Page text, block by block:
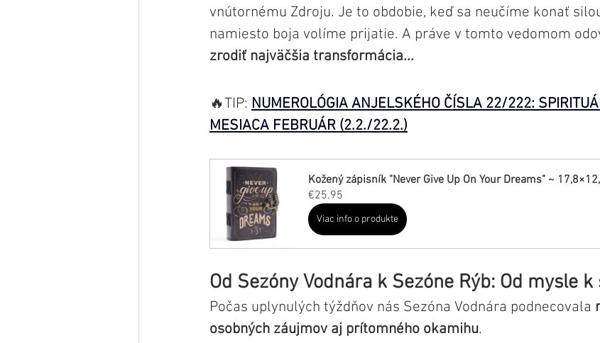
vnútornému Zdroju. Je to obdobie, keď sa neučíme konať
namiesto boja volíme prijatie. A práve v tomto vedomom
zrodiť najväčšia transformácia...
🔥TIP: NUMEROLÓGIA ANJELSKÉHO ČÍSLA 22/222:
MESIACA FEBRUÁR (2.2./22.2.)
Kožený zápisník "Never Give Up On Your Dreams" ~
€25.95
Viac info o produkte
Od Sezóny Vodnára k Sezóne Rýb: Od mysle
Počas uplynulých týždňov nás Sezóna Vodnára podnecovala
osobných záujmov aj prítomného okamihu.